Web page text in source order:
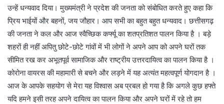
उन्हें धन्यवाद दिया। मुख्यमंत्री ने प्रदेश की जनता को संबोधित करते हुए कहा कि
प्रिय भाईयों और बहनों, जय जौहार। आप सभी का बहुत बहुत धन्यवाद। छत्तीसगढ़
की जनता ने कल और आज स्वैच्छिक कर्फ्यू का शतप्रतिशत पालन किया है । बड़े
शहरों ही नहीं अपितु छोटे-छोटे गांवों में भी लोगों ने अपने आप को अपने घरों तक
सीमित रख कर अभूतपूर्व सामाजिक और राष्ट्रीय उत्तरदायित्व का पालन किया है ।
कोरोना वायरस की महामारी से बचने और लड़ने में यह अत्यंत महत्वपूर्ण योगदान है ।
आज के आपके सहयोग से मेरा यह विश्वास अब प्रबल हो गया है कि अगले कुछ हफ्ते
यदि हमने इसी तरह अपने दायित्व का पालन किया और अपने घरों में रहे तो हम